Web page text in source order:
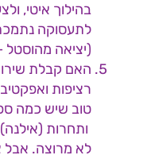
בהילוך איטי,
לתעסוקה נתמכת
(יציאה מהוסטל
האם קבלת
רציפות
טוב שיש כמה
ותחרות
לא מרוצה.